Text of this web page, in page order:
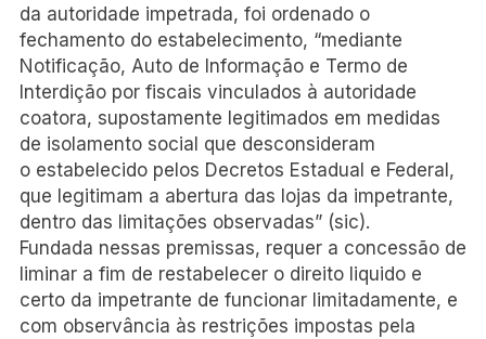
da autoridade impetrada, foi ordenado o
fechamento do estabelecimento, “mediante
Notificação, Auto de Informação e Termo de
Interdição por fiscais vinculados à autoridade
coatora, supostamente legitimados em medidas
de isolamento social que desconsideram
o estabelecido pelos Decretos Estadual e Federal,
que legitimam a abertura das lojas da impetrante,
dentro das limitações observadas” (sic).
Fundada nessas premissas, requer a concessão de
liminar a fim de restabelecer o direito liquido e
certo da impetrante de funcionar limitadamente, e
com observância às restrições impostas pela